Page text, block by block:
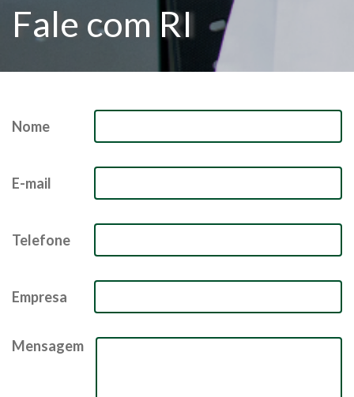
Fale com RI
Nome
E-mail
Telefone
Empresa
Mensagem